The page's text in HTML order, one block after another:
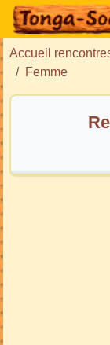
Accueil
Femme